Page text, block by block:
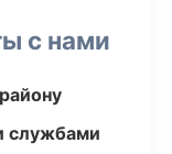
с нами
службами